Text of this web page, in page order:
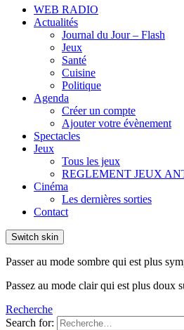
WEB RADIO
Actualités
Journal du Jour – Flash
Jeux
Santé
Cuisine
Politique
Agenda
Créer un compte
Ajouter votre évènement
Spectacles
Jeux
Tous les jeux
REGLEMENT JEUX
Cinéma
Les dernières sorties
Contact
Switch skin
Passer au mode sombre qui est plus
Passez au mode clair qui est plus doux
Recherche
Search for: